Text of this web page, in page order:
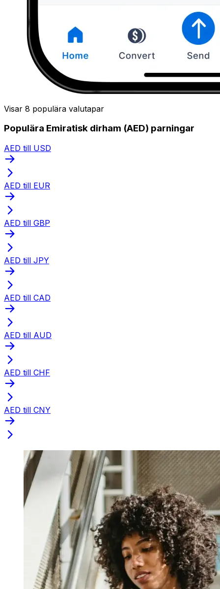
Visar 8 populära valutapar
Populära Emiratisk dirham (AED) parningar
AED till USD
AED till EUR
AED till GBP
AED till JPY
AED till CAD
AED till AUD
AED till CHF
AED till CNY